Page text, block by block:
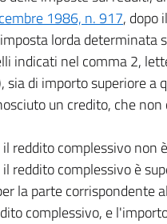
1986, n. 917, dopo
lorda determinata
indicati nel comma 2,
sia di importo superiore
un credito, che
reddito complessivo non
reddito complessivo è
la parte corrispondente
complessivo, e